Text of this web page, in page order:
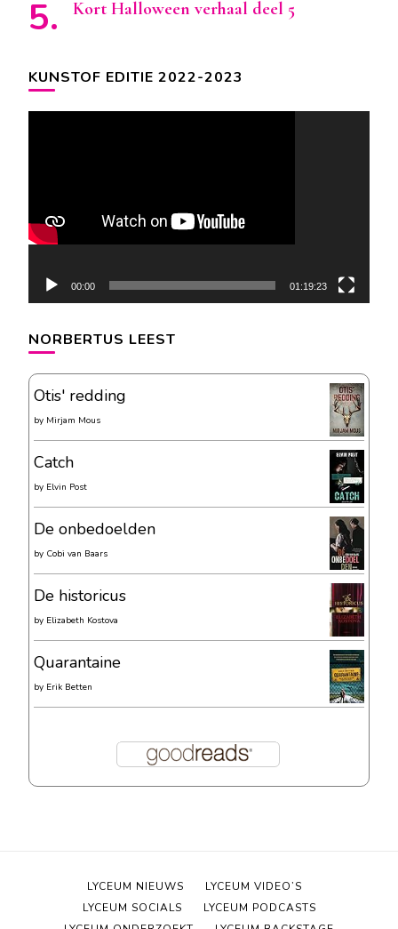
Kort Halloween verhaal deel 5
KUNSTOF EDITIE 2022-2023
00:00 01:19:23
NORBERTUS LEEST
Otis' redding
by Mirjam Mous
Catch
by Elvin Post
De onbedoelden
by Cobi van Baars
De historicus
by Elizabeth Kostova
Quarantaine
by Erik Betten
LYCEUM NIEUWS
LYCEUM VIDEO’S
LYCEUM SOCIALS
LYCEUM PODCASTS